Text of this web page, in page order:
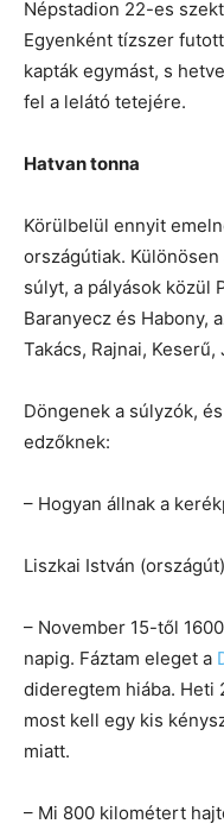
Népstadion 22-es
Egyenként tízszer
kapták egymást, s
fel a lelátó tetejére.
Hatvan tonna
Körülbelül ennyit
országútiak.
súlyt, a pályások közül
Baranyecz és Habony,
Takács, Rajnai,
Döngenek a súlyzók,
edzőknek:
– Hogyan állnak a
Liszkai István
– November 15-től
napig. Fáztam eleget a
dideregtem hiába. Heti
most kell egy kis
miatt.
– Mi 800 kilométert